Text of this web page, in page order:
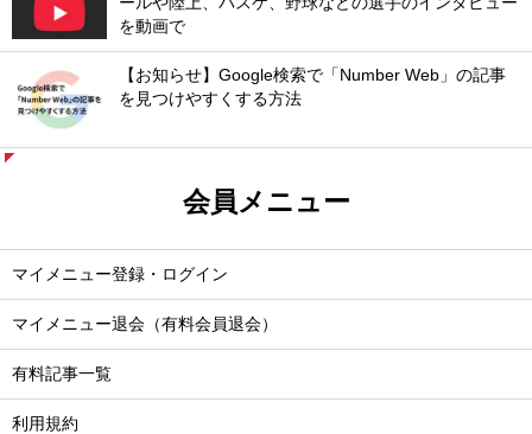
を動画で
【お知らせ】Google検索で「Number Web」の記事
を見つけやすくする方法
会員メニュー
マイメニュー登録・ログイン
マイメニュー退会（有料会員退会）
有料記事一覧
利用規約